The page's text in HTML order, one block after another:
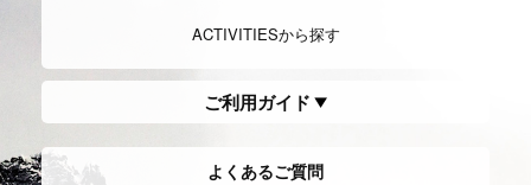
ACTIVITIESから探す
ご利用ガイド
よくあるご質問